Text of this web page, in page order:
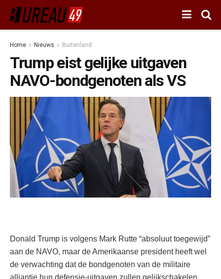
Home Nieuws Buitenland
Trump eist gelijke uitgaven
NAVO-bondgenoten als VS
Donald Trump is volgens Mark Rutte “absoluut toegewijd”
aan de NAVO, maar de Amerikaanse president heeft wel
de verwachting dat de bondgenoten van de militaire
alliantie hun defensie-uitgaven zullen gelijkschakelen